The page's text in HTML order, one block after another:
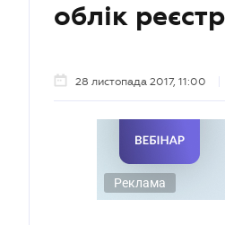
облік
28 листопада 2017, 11:00
Реклама